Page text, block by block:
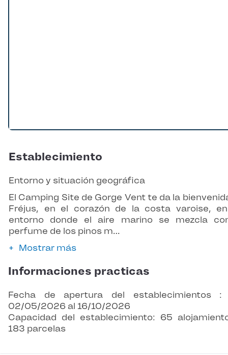
Establecimiento
Entorno y situación geográfica
El Camping Site de Gorge Vent te da la
Fréjus, en el corazón de la costa varoise,
entorno donde el aire marino se mezcla
perfume de los pinos m…
Mostrar más
Informaciones practicas
Fecha de apertura del establecimientos :
02/05/2026 al 16/10/2026
Capacidad del establecimiento: 65
183 parcelas